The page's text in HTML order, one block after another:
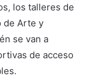
los talleres de
de Arte y
se van a
de acceso